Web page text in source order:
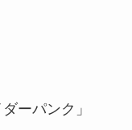
ーパンク」